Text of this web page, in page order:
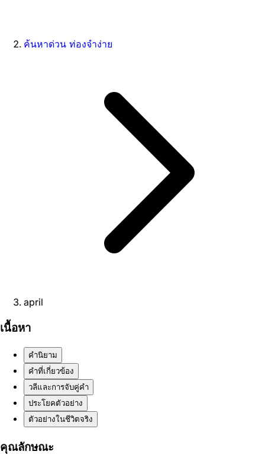
ค้นหาด่วน ท่องจำง่าย
april
เนื้อหา
คำนิยาม
คำที่เกี่ยวข้อง
วลีและการจับคู่คำ
ประโยคตัวอย่าง
ตัวอย่างในชีวิตจริง
คุณลักษณะ